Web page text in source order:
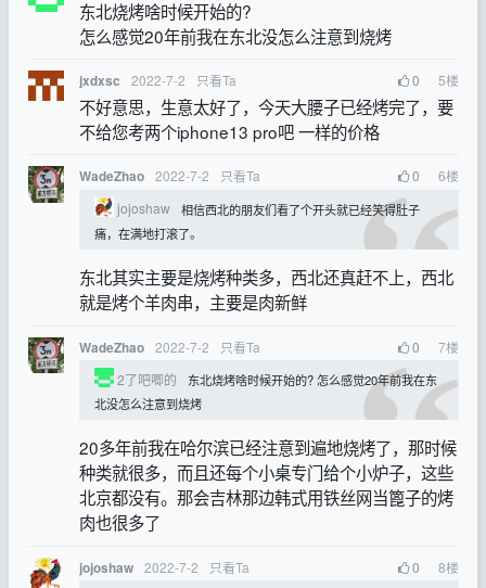
东北烧烤啥时候开始的?
怎么感觉20年前我在东北没怎么注意到烧烤
jxdxsc 2022-7-2 只看Ta 0 5楼
不好意思，生意太好了，今天大腰子已经烤完了，要
不给您考两个iphone13 pro吧 一样的价格
WadeZhao 2022-7-2 只看Ta 0 6楼
jojoshaw
相信西北的朋友们看了个开头就已经笑得肚子
痛，在满地打滚了。
东北其实主要是烧烤种类多，西北还真赶不上，西北
就是烤个羊肉串，主要是肉新鲜
WadeZhao 2022-7-2 只看Ta 0 7楼
2了吧唧的
东北烧烤啥时候开始的? 怎么感觉20年前我在东
北没怎么注意到烧烤
20多年前我在哈尔滨已经注意到遍地烧烤了，那时候
种类就很多，而且还每个小桌专门给个小炉子，这些
北京都没有。那会吉林那边韩式用铁丝网当篦子的烤
肉也很多了
jojoshaw 2022-7-2 只看Ta 0 8楼